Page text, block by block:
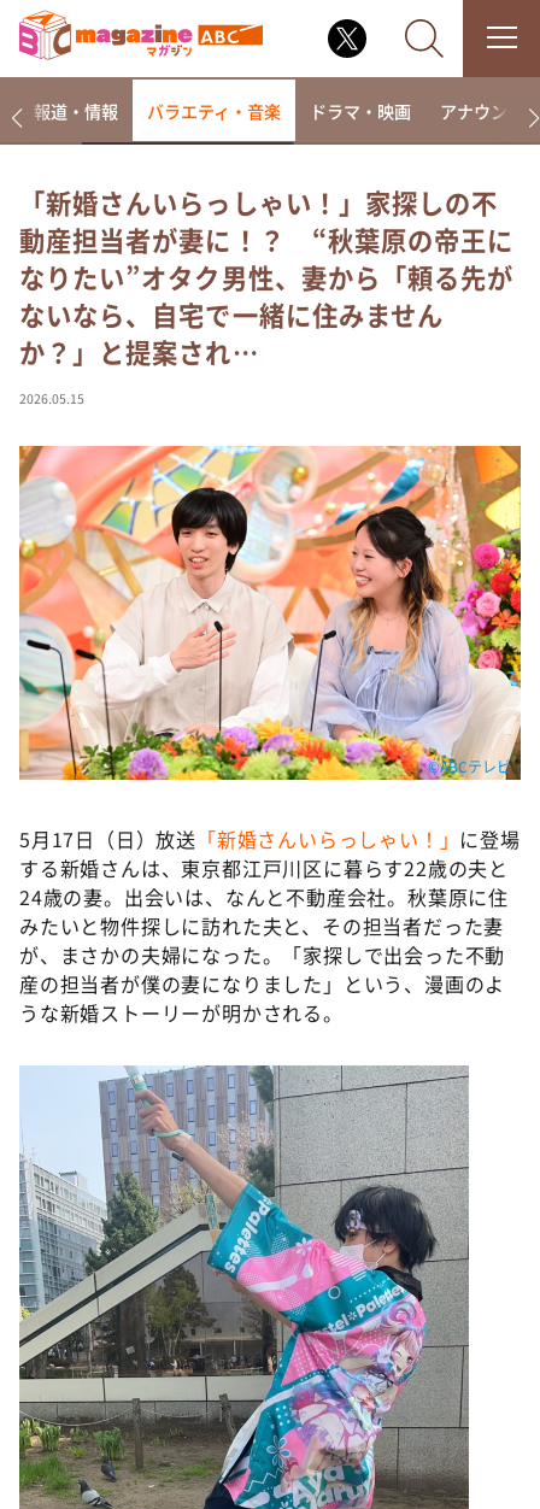
なるみ・岡村の過ぎるTV
相席食堂
これ余談なんですけど・・・
～人生密着トークバラエティ！～ やすとものいたっ
て真剣です
news おかえり
河合＆A.B.C-Z塚田×福井アナ「なんでやねん！？」
（news おかえり）
DAIGOも台所 ～きょうの献立 何にする？～
本日はダイアンなり！シーズン２
朝だ！生です旅サラダ
教えて！ニュースライブ 正義のミカタ
ＬＩＦＥ～夢のカタチ～
新婚さんいらっしゃい！
ザキ山小屋本館
ぺこぱのまるスポ
アナ回覧板
報道・情報 バラエティ・音楽 ドラマ・映画 アナウンサー
「新婚さんいらっしゃい！」家探しの不
動産担当者が妻に！？ “秋葉原の帝王に
なりたい”オタク男性、妻から「頼る先が
ないなら、自宅で一緒に住みません
か？」と提案され…
2026.05.15
©ABCテレビ
5月17日（日）放送 「新婚さんいらっしゃい！」 に登場
する新婚さんは、東京都江戸川区に暮らす22歳の夫と
24歳の妻。出会いは、なんと不動産会社。秋葉原に住
みたいと物件探しに訪れた夫と、その担当者だった妻
が、まさかの夫婦になった。「家探しで出会った不動
産の担当者が僕の妻になりました」という、漫画のよ
うな新婚ストーリーが明かされる。